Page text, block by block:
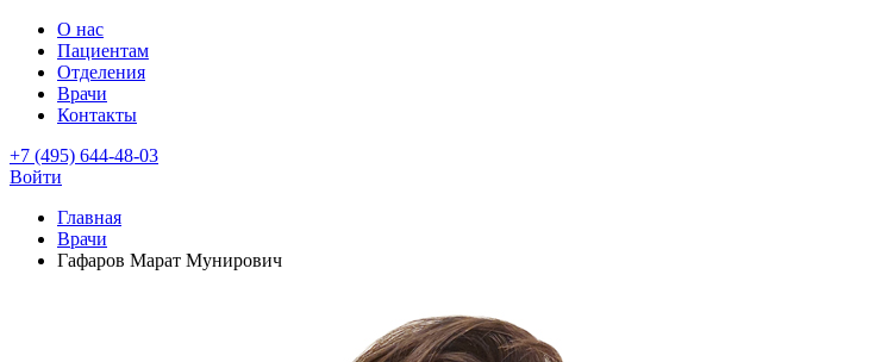
О нас
Пациентам
Отделения
Врачи
Контакты
+7 (495) 644-48-03
Войти
Главная
Врачи
Гафаров Марат Мунирович